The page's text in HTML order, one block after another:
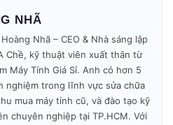
thực tế và kỹ
sâu
NHÃ
Nhã – CEO & Nhà sáng lập
Chề, kỹ thuật viên xuất thân từ
Máy Tính Giá Sỉ. Anh có hơn 5
nghiệm trong lĩnh vực sửa chữa
mua máy tính cũ, và đào tạo kỹ
chuyên nghiệp tại TP.HCM. Với